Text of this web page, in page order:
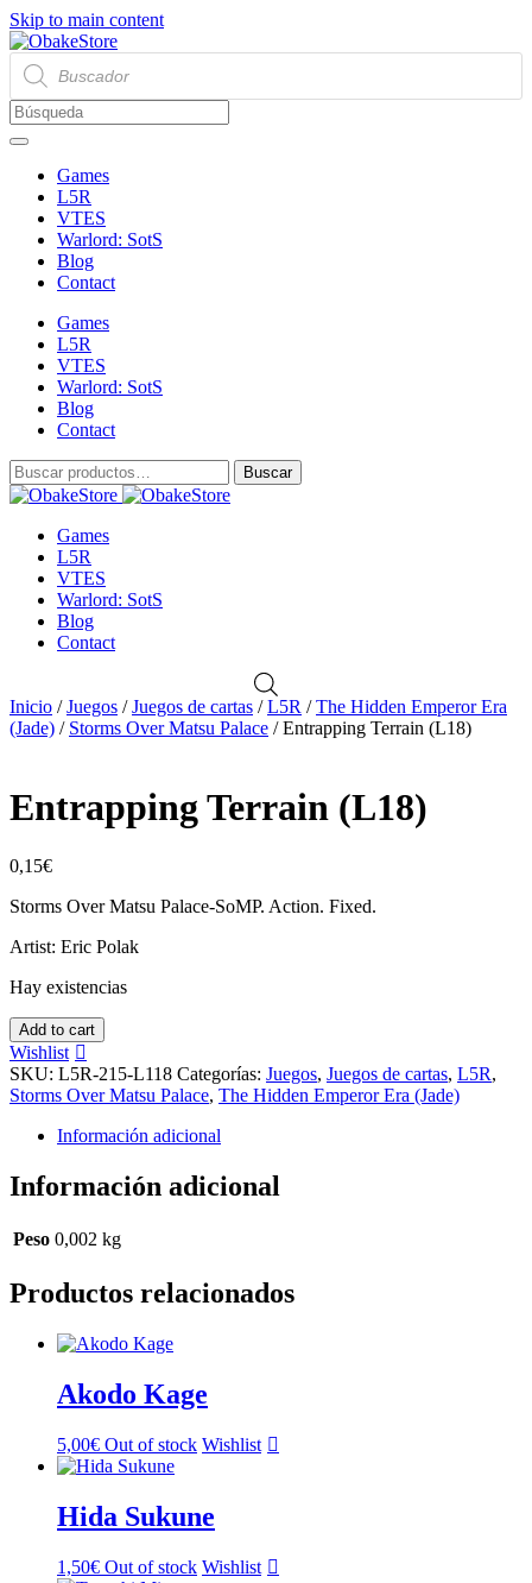
Skip to main content
Búsqueda
de
productos
Games
L5R
VTES
Warlord: SotS
Blog
Contact
Games
L5R
VTES
Warlord: SotS
Blog
Contact
Buscar
por:
Buscar
Games
L5R
VTES
Warlord: SotS
Blog
Contact
Inicio /Juegos /Juegos de cartas /L5R /The Hidden Emperor Era
(Jade) / Storms Over Matsu Palace / Entrapping Terrain (L18)
Entrapping Terrain (L18)
0,15€
Storms Over Matsu Palace-SoMP. Action. Fixed.
Artist: Eric Polak
Hay existencias
Entrapping
Terrain
(L18)
cantidad
Add to cart
Wishlist
SKU: L5R-215-L118 Categorías: Juegos, Juegos de cartas, L5R,
Storms Over Matsu Palace, The Hidden Emperor Era (Jade)
Información adicional
Información adicional
Peso 0,002 kg
Productos relacionados
Akodo Kage
5,00€ Out of stock Wishlist
Hida Sukune
1,50€ Out of stock Wishlist